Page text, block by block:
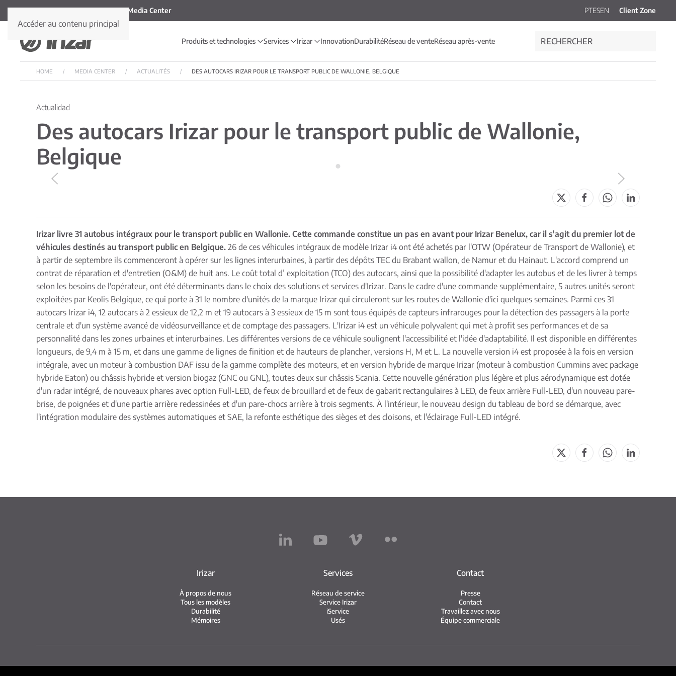
Accéder au contenu principal
Media Center PTESEN Client Zone
Produits et technologies Services Irizar InnovationDurabilitéRéseau de venteRéseau après-vente
HOME MEDIA CENTER ACTUALITÉS DES AUTOCARS IRIZAR POUR LE TRANSPORT PUBLIC DE WALLONIE, BELGIQUE
Actualidad
Des autocars Irizar pour le transport public de Wallonie,
Belgique
Irizar livre 31 autobus intégraux pour le transport public en Wallonie. Cette commande constitue un pas en avant pour Irizar Benelux, car il s'agit du premier lot de
véhicules destinés au transport public en Belgique. 26 de ces véhicules intégraux de modèle Irizar i4 ont été achetés par l'OTW (Opérateur de Transport de Wallonie), et
à partir de septembre ils commenceront à opérer sur les lignes interurbaines, à partir des dépôts TEC du Brabant wallon, de Namur et du Hainaut. L'accord comprend un
contrat de réparation et d'entretien (O&M) de huit ans. Le coût total d’ exploitation (TCO) des autocars, ainsi que la possibilité d'adapter les autobus et de les livrer à temps
selon les besoins de l'opérateur, ont été déterminants dans le choix des solutions et services d'Irizar. Dans le cadre d'une commande supplémentaire, 5 autres unités seront
exploitées par Keolis Belgique, ce qui porte à 31 le nombre d'unités de la marque Irizar qui circuleront sur les routes de Wallonie d'ici quelques semaines. Parmi ces 31
autocars Irizar i4, 12 autocars à 2 essieux de 12,2 m et 19 autocars à 3 essieux de 15 m sont tous équipés de capteurs infrarouges pour la détection des passagers à la porte
centrale et d'un système avancé de vidéosurveillance et de comptage des passagers. L'Irizar i4 est un véhicule polyvalent qui met à profit ses performances et de sa
personnalité dans les zones urbaines et interurbaines. Les différentes versions de ce véhicule soulignent l'accessibilité et l'idée d'adaptabilité. Il est disponible en différentes
longueurs, de 9,4 m à 15 m, et dans une gamme de lignes de finition et de hauteurs de plancher, versions H, M et L. La nouvelle version i4 est proposée à la fois en version
intégrale, avec un moteur à combustion DAF issu de la gamme complète des moteurs, et en version hybride de marque Irizar (moteur à combustion Cummins avec package
hybride Eaton) ou châssis hybride et version biogaz (GNC ou GNL), toutes deux sur châssis Scania. Cette nouvelle génération plus légère et plus aérodynamique est dotée
d'un radar intégré, de nouveaux phares avec option Full-LED, de feux de brouillard et de feux de gabarit rectangulaires à LED, de feux arrière Full-LED, d'un nouveau pare-
brise, de poignées et d'une partie arrière redessinées et d'un pare-chocs arrière à trois segments. À l'intérieur, le nouveau design du tableau de bord se démarque, avec
l'intégration modulaire des systèmes automatiques et SAE, la refonte esthétique des sièges et des cloisons, et l'éclairage Full-LED intégré.
Irizar
À propos de nous
Tous les modèles
Durabilité
Mémoires
Services
Réseau de service
Service Irizar
iService
Usés
Contact
Presse
Contact
Travaillez avec nous
Équipe commerciale